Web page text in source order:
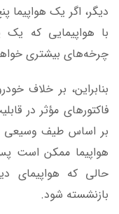
دیگر، اگر یک هواپیما
با هواپیمایی که یک
چرخه‌های بیشتری
بنابراین، بر خلاف
فاکتورهای مؤثر در
بر اساس طیف وسیعی
هواپیما ممکن است
بازنشسته شود.